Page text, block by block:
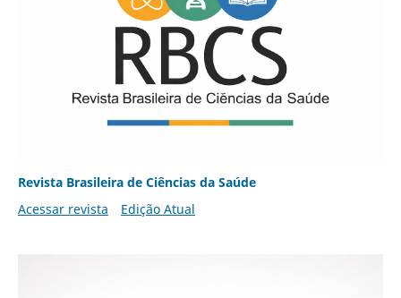
Revista Brasileira de Ciências da Saúde
Acessar revista
Edição Atual